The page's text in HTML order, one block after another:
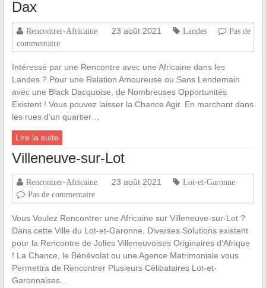
Dax
Rencontrer-Africaine 23 août 2021 Landes
Pas de
commentaire
Intéressé par une Rencontre avec une Africaine dans les
Landes ? Pour une Relation Amoureuse ou Sans Lendemain
avec une Black Dacquoise, de Nombreuses Opportunités
Existent ! Vous pouvez laisser la Chance Agir. En marchant dans
les rues d’un quartier…
Lire la suite
Villeneuve-sur-Lot
Rencontrer-Africaine 23 août 2021
Lot-et-Garonne
Pas de commentaire
Vous Voulez Rencontrer une Africaine sur Villeneuve-sur-Lot ?
Dans cette Ville du Lot-et-Garonne, Diverses Solutions existent
pour la Rencontre de Jolies Villeneuvoises Originaires d’Afrique
! La Chance, le Bénévolat ou une Agence Matrimoniale vous
Permettra de Rencontrer Plusieurs Célibataires Lot-et-
Garonnaises…